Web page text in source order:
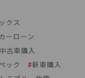
クス
カーローン
中古車購入
ック #新車購入